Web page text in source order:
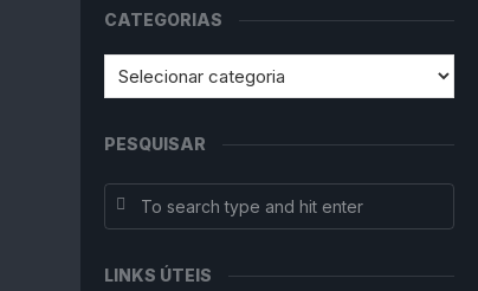
CATEGORIAS
PESQUISAR
LINKS ÚTEIS